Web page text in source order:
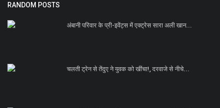
RANDOM POSTS
अंबानी परिवार के प्री-इवेंट्स में एक्ट्रेस सारा अली खान...
चलती ट्रेन से तेंदुए ने युवक को खींचा!, दरवाजे से नीचे...